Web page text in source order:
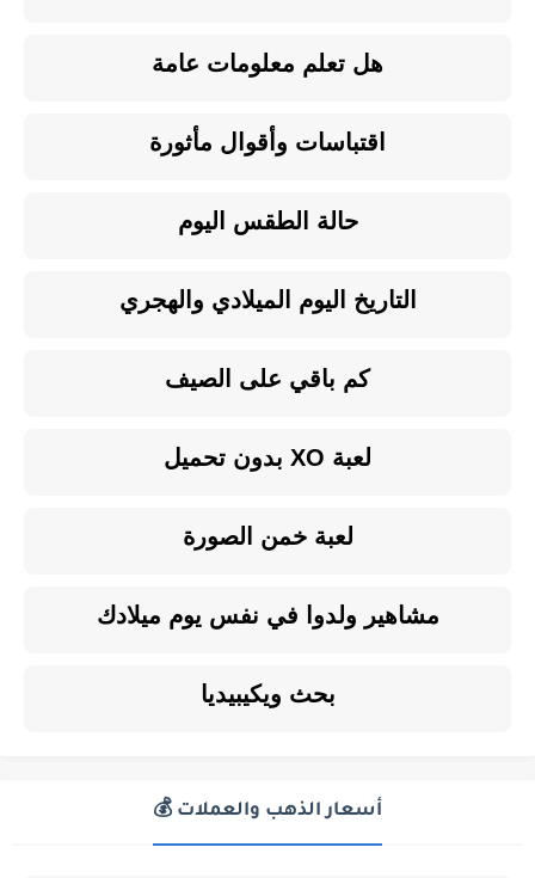
هل تعلم معلومات عامة
اقتباسات وأقوال مأثورة
حالة الطقس اليوم
التاريخ اليوم الميلادي والهجري
كم باقي على الصيف
لعبة XO بدون تحميل
لعبة خمن الصورة
مشاهير ولدوا في نفس يوم ميلادك
بحث ويكيبيديا
أسعار الذهب والعملات 💰